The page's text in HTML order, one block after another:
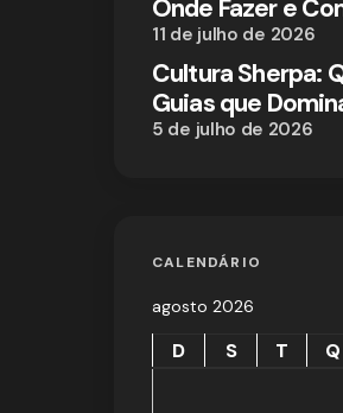
Onde Fazer e
11 de julho de 2026
Cultura Sherpa:
Guias que
5 de julho de 2026
CALENDÁRIO
agosto 2026
D S T Q